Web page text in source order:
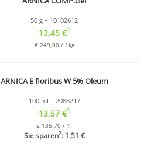
50 g – 10102612
12,45 €1
€ 249,00 / 1kg
ARNICA E floribus W 5% Oleum
100 ml – 2088217
13,57 €1
€ 135,70 / 1l
Sie sparen2: 1,51 €